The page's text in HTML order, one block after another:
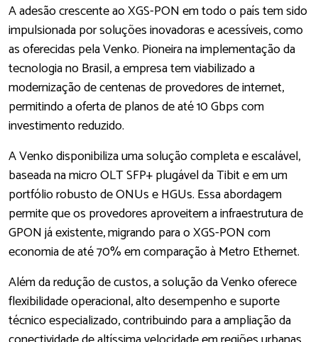
A adesão crescente ao XGS-PON em todo o país tem sido
impulsionada por soluções inovadoras e acessíveis, como
as oferecidas pela Venko. Pioneira na implementação da
tecnologia no Brasil, a empresa tem viabilizado a
modernização de centenas de provedores de internet,
permitindo a oferta de planos de até 10 Gbps com
investimento reduzido.
A Venko disponibiliza uma solução completa e escalável,
baseada na micro OLT SFP+ plugável da Tibit e em um
portfólio robusto de ONUs e HGUs. Essa abordagem
permite que os provedores aproveitem a infraestrutura de
GPON já existente, migrando para o XGS-PON com
economia de até 70% em comparação à Metro Ethernet.
Além da redução de custos, a solução da Venko oferece
flexibilidade operacional, alto desempenho e suporte
técnico especializado, contribuindo para a ampliação da